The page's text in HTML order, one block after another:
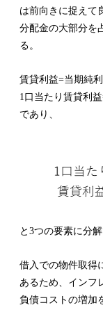
は前向きに捉えて
分配金の大部分を
る。
賃貸利益=当期純
1口当たり賃貸利
であり、
と3つの要素に分解
借入での物件取得
あるため、インフ
負債コストの増加